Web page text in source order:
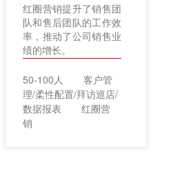
红圈营销提升了销售团
队和售后团队的工作效
率，推动了公司销售业
绩的增长。
50-100人
客户管
理/柔性配置/拜访巡店/
数据报表
红圈营
销